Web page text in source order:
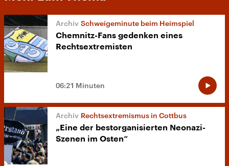
Schweigeminute beim Heimspiel
Chemnitz-Fans gedenken eines
Rechtsextremisten
06:21 Minuten
Rechtsextremismus in Cottbus
„Eine der bestorganisierten Neonazi-
Szenen im Osten“